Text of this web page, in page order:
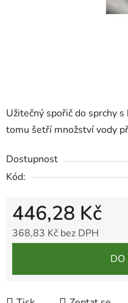
Užitečný spořič do sprchy
tomu šetří množství vody
Dostupnost
Kód:
446,28 Kč
368,83 Kč bez DPH
DO